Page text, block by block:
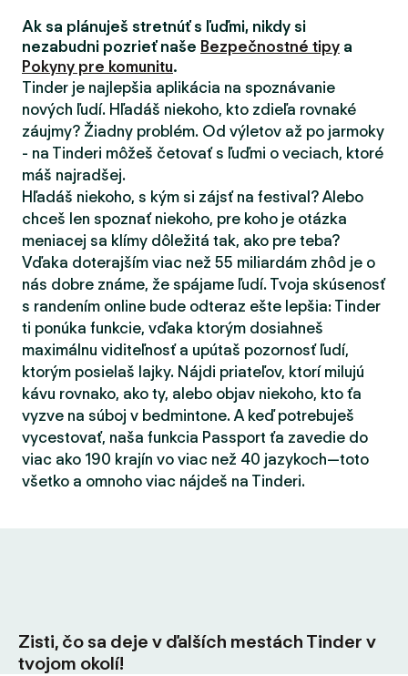
Ak sa plánuješ stretnúť s ľuďmi, nikdy si
nezabudni pozrieť naše Bezpečnostné tipy a
Pokyny pre komunitu.
Tinder je najlepšia aplikácia na spoznávanie
nových ľudí. Hľadáš niekoho, kto zdieľa rovnaké
záujmy? Žiadny problém. Od výletov až po jarmoky
- na Tinderi môžeš četovať s ľuďmi o veciach, ktoré
máš najradšej.
Hľadáš niekoho, s kým si zájsť na festival? Alebo
chceš len spoznať niekoho, pre koho je otázka
meniacej sa klímy dôležitá tak, ako pre teba?
Vďaka doterajším viac než 55 miliardám zhôd je o
nás dobre známe, že spájame ľudí. Tvoja skúsenosť
s randením online bude odteraz ešte lepšia: Tinder
ti ponúka funkcie, vďaka ktorým dosiahneš
maximálnu viditeľnosť a upútaš pozornosť ľudí,
ktorým posielaš lajky. Nájdi priateľov, ktorí milujú
kávu rovnako, ako ty, alebo objav niekoho, kto ťa
vyzve na súboj v bedmintone. A keď potrebuješ
vycestovať, naša funkcia Passport ťa zavedie do
viac ako 190 krajín vo viac než 40 jazykoch—toto
všetko a omnoho viac nájdeš na Tinderi.
Zisti, čo sa deje v ďalších mestách Tinder v
tvojom okolí!